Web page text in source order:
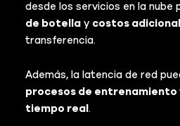
desde los servicios en la nube
de botellay costos
transferencia.
Además, la latencia de red
procesos de entrenamiento
tiempo real .